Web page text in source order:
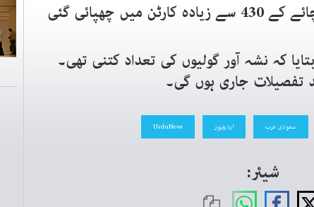
بیان میں کہا گیا کہ’ منشیات چائے کے 430 سے زیادہ کارٹن میں چھپائی گئی
کہ نشہ آور گولیوں کی تعداد کتنی تھی۔
تفصیلات جاری ہوں گی۔
سعودی عرب اردونیوز UrduNews
شیئر: